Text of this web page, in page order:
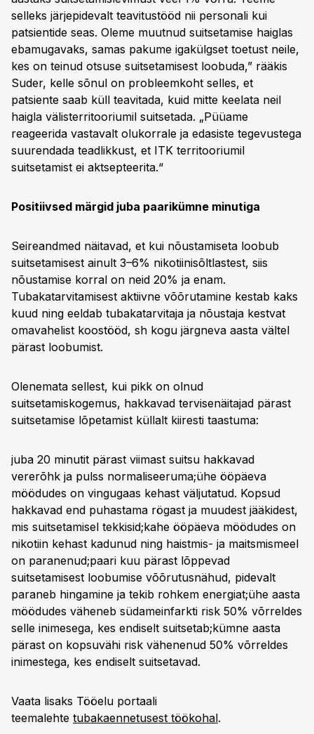
selleks järjepidevalt teavitustööd nii personali kui
patsientide seas. Oleme muutnud suitsetamise haiglas
ebamugavaks, samas pakume igakülgset toetust neile,
kes on teinud otsuse suitsetamisest loobuda,” rääkis
Suder, kelle sõnul on probleemkoht selles, et
patsiente saab küll teavitada, kuid mitte keelata neil
haigla välisterritooriumil suitsetada. „Püüame
reageerida vastavalt olukorrale ja edasiste tegevustega
suurendada teadlikkust, et ITK territooriumil
suitsetamist ei aktsepteerita.“
Positiivsed märgid juba paarikümne minutiga
Seireandmed näitavad, et kui nõustamiseta loobub
suitsetamisest ainult 3–6% nikotiinisõltlastest, siis
nõustamise korral on neid 20% ja enam.
Tubakatarvitamisest aktiivne võõrutamine kestab kaks
kuud ning eeldab tubakatarvitaja ja nõustaja kestvat
omavahelist koostööd, sh kogu järgneva aasta vältel
pärast loobumist.
Olenemata sellest, kui pikk on olnud
suitsetamiskogemus, hakkavad tervisenäitajad pärast
suitsetamise lõpetamist küllalt kiiresti taastuma:
juba 20 minutit pärast viimast suitsu hakkavad
vererõhk ja pulss normaliseeruma;ühe ööpäeva
möödudes on vingugaas kehast väljutatud. Kopsud
hakkavad end puhastama rögast ja muudest jääkidest,
mis suitsetamisel tekkisid;kahe ööpäeva möödudes on
nikotiin kehast kadunud ning haistmis- ja maitsmismeel
on paranenud;paari kuu pärast lõppevad
suitsetamisest loobumise võõrutusnähud, pidevalt
paraneb hingamine ja tekib rohkem energiat;ühe aasta
möödudes väheneb südameinfarkti risk 50% võrreldes
selle inimesega, kes endiselt suitsetab;kümne aasta
pärast on kopsuvähi risk vähenenud 50% võrreldes
inimestega, kes endiselt suitsetavad.
Vaata lisaks Tööelu portaali
teemalehte tubakaennetusest töökohal.